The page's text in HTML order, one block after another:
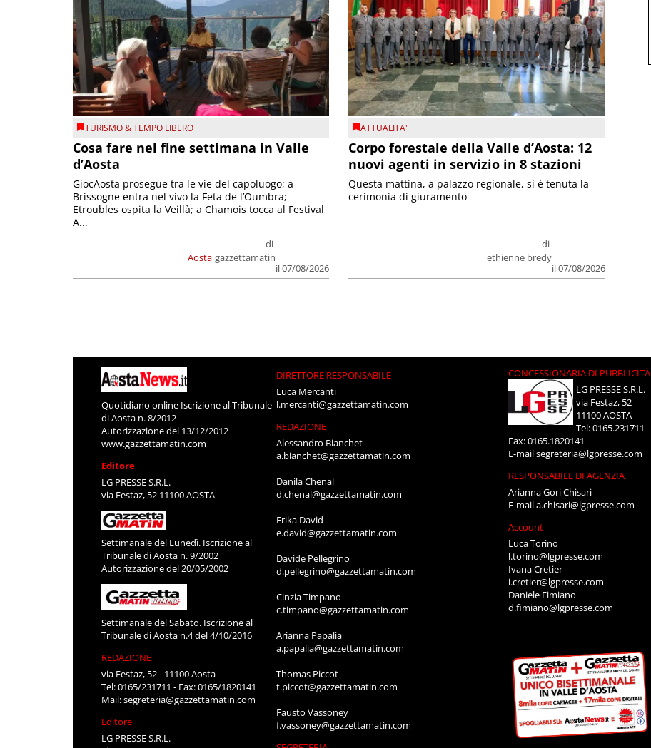
TURISMO & TEMPO LIBERO
Cosa fare nel fine settimana in Valle
d’Aosta
Aosta
di
gazzettamatin
il 07/08/2026
GiocAosta prosegue tra le vie del capoluogo; a
Brissogne entra nel vivo la Feta de l’Oumbra;
Etroubles ospita la Veillà; a Chamois tocca al Festival
A...
ATTUALITA'
Corpo forestale della Valle d’Aosta: 12
nuovi agenti in servizio in 8 stazioni
di
ethienne bredy
il 07/08/2026
Questa mattina, a palazzo regionale, si è tenuta la
cerimonia di giuramento
Quotidiano online Iscrizione al Tribunale
di Aosta n. 8/2012
Autorizzazione del 13/12/2012
www.gazzettamatin.com
Editore
LG PRESSE S.R.L.
via Festaz, 52 11100 AOSTA
Settimanale del Lunedì. Iscrizione al
Tribunale di Aosta n. 9/2002
Autorizzazione del 20/05/2002
Settimanale del Sabato. Iscrizione al
Tribunale di Aosta n.4 del 4/10/2016
REDAZIONE
via Festaz, 52 - 11100 Aosta
Tel: 0165/231711 - Fax: 0165/1820141
Mail:segreteria@gazzettamatin.com
Editore
LG PRESSE S.R.L.
DIRETTORE RESPONSABILE
Luca Mercanti
l.mercanti@gazzettamatin.com
REDAZIONE
Alessandro Bianchet
a.bianchet@gazzettamatin.com
Danila Chenal
d.chenal@gazzettamatin.com
Erika David
e.david@gazzettamatin.com
Davide Pellegrino
d.pellegrino@gazzettamatin.com
Cinzia Timpano
c.timpano@gazzettamatin.com
Arianna Papalia
a.papalia@gazzettamatin.com
Thomas Piccot
t.piccot@gazzettamatin.com
Fausto Vassoney
f.vassoney@gazzettamatin.com
CONCESSIONARIA DI PUBBLICITÀ
LG PRESSE S.R.L.
via Festaz, 52
11100 AOSTA
Tel: 0165.231711
Fax: 0165.1820141
E-mailsegreteria@lgpresse.com
RESPONSABILE DI AGENZIA
Arianna Gori Chisari
E-maila.chisari@lgpresse.com
Account
Luca Torino
l.torino@lgpresse.com
Ivana Cretier
i.cretier@lgpresse.com
Daniele Fimiano
d.fimiano@lgpresse.com